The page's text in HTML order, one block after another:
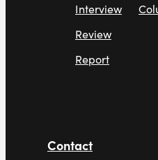
Interview
Review
Report
Contact